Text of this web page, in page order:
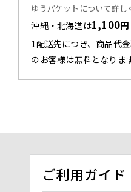
ゆうパケットについて詳し
沖縄・北海道は1,100円
1配送先につき、商品代金
のお客様は無料となります
ご利用ガイド